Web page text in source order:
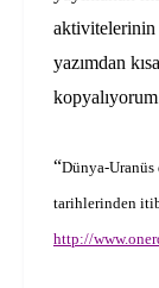
aktivitelerinin
yazımdan
“Dünya-Uranüs
tarihlerinden
http://